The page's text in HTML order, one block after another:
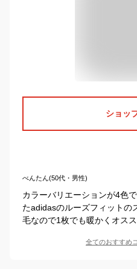
ショッ
べんたん(50代・男性)
カラーバリエーションが4色
たadidasのルーズフィットの
毛なので1枚でも暖かくオスス
全てのおすすめ